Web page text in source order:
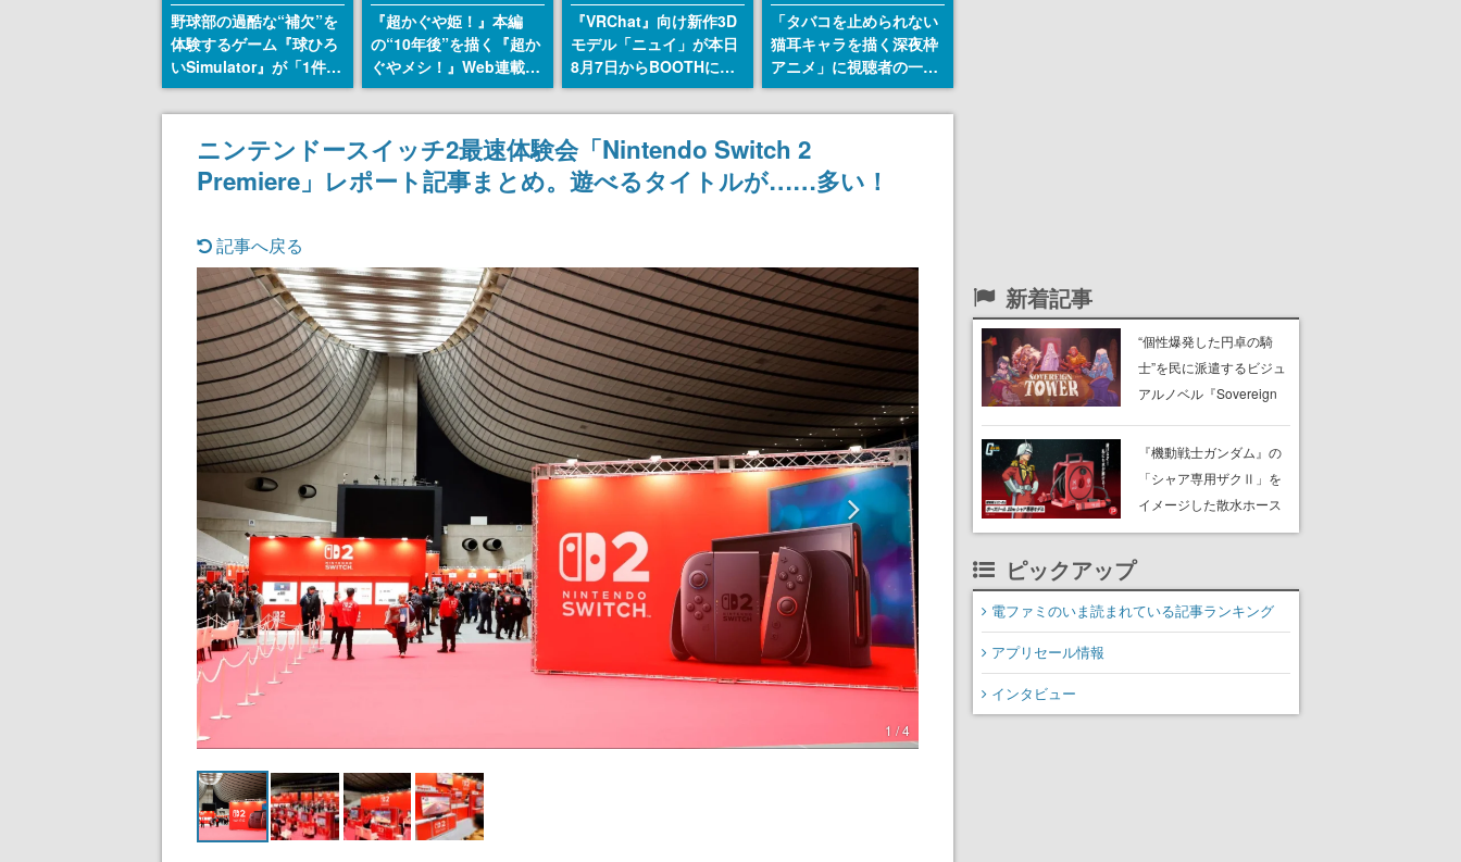
野球部の過酷な“補欠”を
体験するゲーム『球ひろ
いSimulator』が「1件」
のウィッシュリストをも
とにチェコ語に対応し
SNSで話題に。『キング
ダム・カム』開発元やチ
ェコのプロ野球選手から
『超かぐや姫！』本編
の“10年後”を描く『超か
ぐやメシ！』Web連載決
定。新たなWebマンガレ
ーベル「ビビビコミッ
ク」にて特別話が掲載ス
タート、あのお話には…
まだ続きがある！
『VRChat』向け新作3D
モデル「ニュイ」が本日
8月7日からBOOTHにて
発売。瞳に光る星や感情
豊かな表情が、小悪魔か
わいい
「タバコを止められない
猫耳キャラを描く深夜枠
アニメ」に視聴者の一部
から批判意見。違法薬物
の使用と思しき描写も含
めて、BPOが議論を交わ
す
ニンテンドースイッチ2最速体験会「Nintendo Switch 2
Premiere」レポート記事まとめ。遊べるタイトルが……多い！
記事へ戻る
1 / 4
新着記事
“個性爆発した円卓の騎
士”を民に派遣するビジュ
アルノベル『Sovereign
Steamで「非常に好評」
に。レビューでは「キャ
ラデザもストーリーも最
『機動戦士ガンダム』の
「シャア専用ザクⅡ」を
イメージした散水ホース
リールが予約開始。本体
エンブレム、型式番号な
どを配置
ピックアップ
電ファミのいま読まれている記事ランキング
アプリセール情報
インタビュー